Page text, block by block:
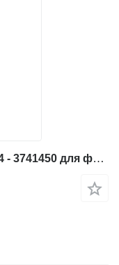
Гидроцилиндр Caterpillar 4129384 - 3741450 для фронтального погрузчика Caterpillar 6030 6040 6060 966D 966E 970F 966F 6040FS 6050FS 6060FS 9090FS 966FII